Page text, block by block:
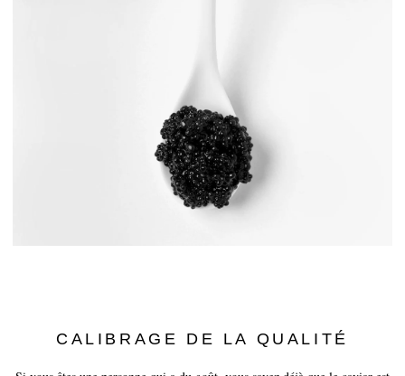
CALIBRAGE DE LA QUALITÉ